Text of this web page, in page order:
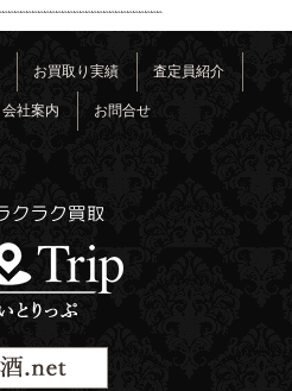
お買取り実績 査定員紹介
会社案内 お問合せ